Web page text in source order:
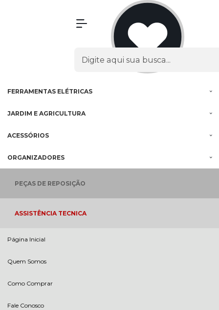
FERRAMENTAS ELÉTRICAS
JARDIM E AGRICULTURA
ACESSÓRIOS
ORGANIZADORES
PEÇAS DE REPOSIÇÃO
ASSISTÊNCIA TECNICA
Página Inicial
Quem Somos
Como Comprar
Fale Conosco